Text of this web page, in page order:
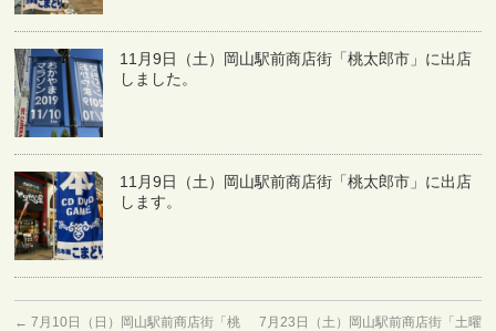
11月9日（土）岡山駅前商店街「桃太郎市」に出店
しました。
11月9日（土）岡山駅前商店街「桃太郎市」に出店
します。
← 7月10日（日）岡山駅前商店街「桃
7月23日（土）岡山駅前商店街「土曜